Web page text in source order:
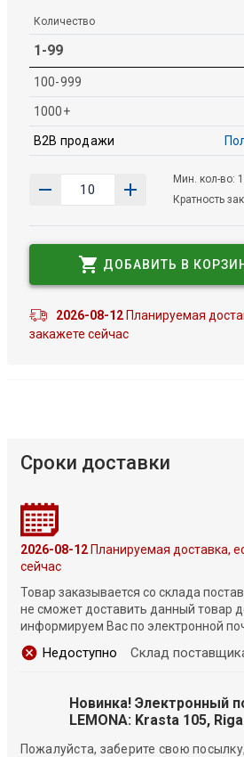
Количество
1-99
100-999
1000+
B2B продажи
Мин. кол-во:
Кратность
ДОБАВИТЬ В
2026-08-12Планируемая
закажете сейчас
Сроки доставки
2026-08-12Планируемая доставка,
сейчас
Товар заказывается со склада
не сможет доставить данный товар
информируем Вас по электронной
Недоступно Склад
Новинка! Электронный
LEMONA: Krasta 105, Riga
Пожалуйста, заберите свою